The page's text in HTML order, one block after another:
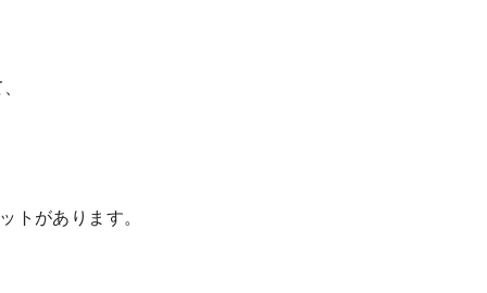
があります。